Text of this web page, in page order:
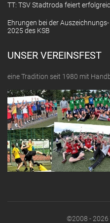
TT: TSV Stadtroda feiert
Ehrungen bei der
2025 des KSB
UNSER VEREINSFEST
eine Tradition seit 1980 mit
©2008 - 2026